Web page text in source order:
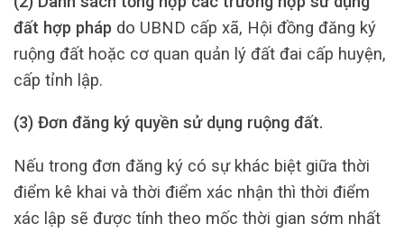
đất hợp pháp do UBND cấp xã, Hội đồng đăng ký
ruộng đất hoặc cơ quan quản lý đất đai cấp huyện,
cấp tỉnh lập.
(3) Đơn đăng ký quyền sử dụng ruộng đất.
Nếu trong đơn đăng ký có sự khác biệt giữa thời
điểm kê khai và thời điểm xác nhận thì thời điểm
xác lập sẽ được tính theo mốc thời gian sớm nhất